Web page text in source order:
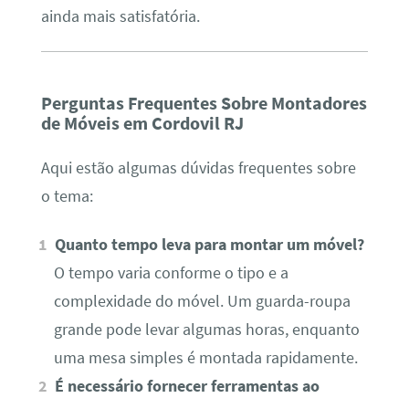
ainda mais satisfatória.
Perguntas Frequentes Sobre Montadores
de Móveis em Cordovil RJ
Aqui estão algumas dúvidas frequentes sobre
o tema:
Quanto tempo leva para montar um móvel?
O tempo varia conforme o tipo e a
complexidade do móvel. Um guarda-roupa
grande pode levar algumas horas, enquanto
uma mesa simples é montada rapidamente.
É necessário fornecer ferramentas ao